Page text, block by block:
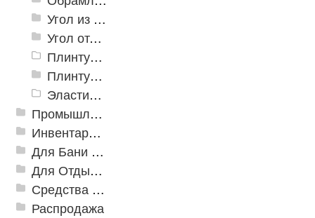
Угол из ПВХ
Угол отделочный арочный
Плинтус для столешниц
Плинтусы «KronPlast»
Эластичный напольно-стыковочный профиль Cezar
Промышленный текстиль
Инвентарь для клининга
Для Бани и Сауны
Для Отдыха и Пикника
Средства от насекомых и садовых вредителей
Распродажа